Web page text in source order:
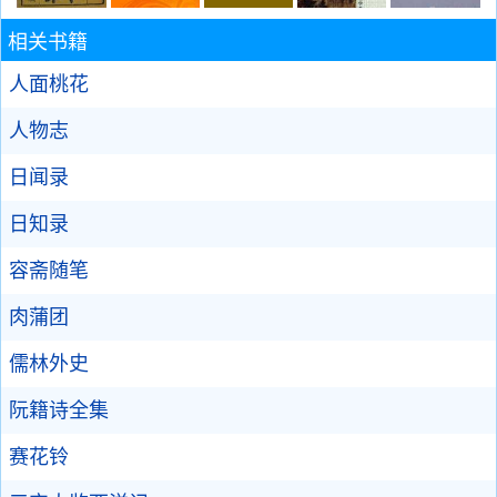
相关书籍
人面桃花
人物志
日闻录
日知录
容斋随笔
肉蒲团
儒林外史
阮籍诗全集
赛花铃